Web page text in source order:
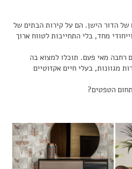
הדור הישן. הם על קירות הבתים של
מחד, בלי התחייבות לטווח ארוך
רחבה מאי פעם. תוכלו למצוא בה
מגוונות, בעלי חיים אקזוטיים
הטפטים?